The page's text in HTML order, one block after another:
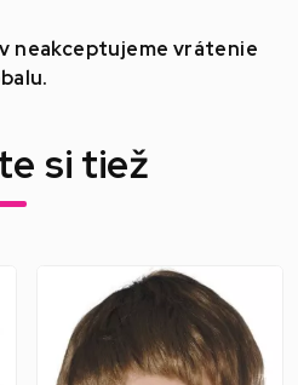
neakceptujeme vrátenie
si tiež